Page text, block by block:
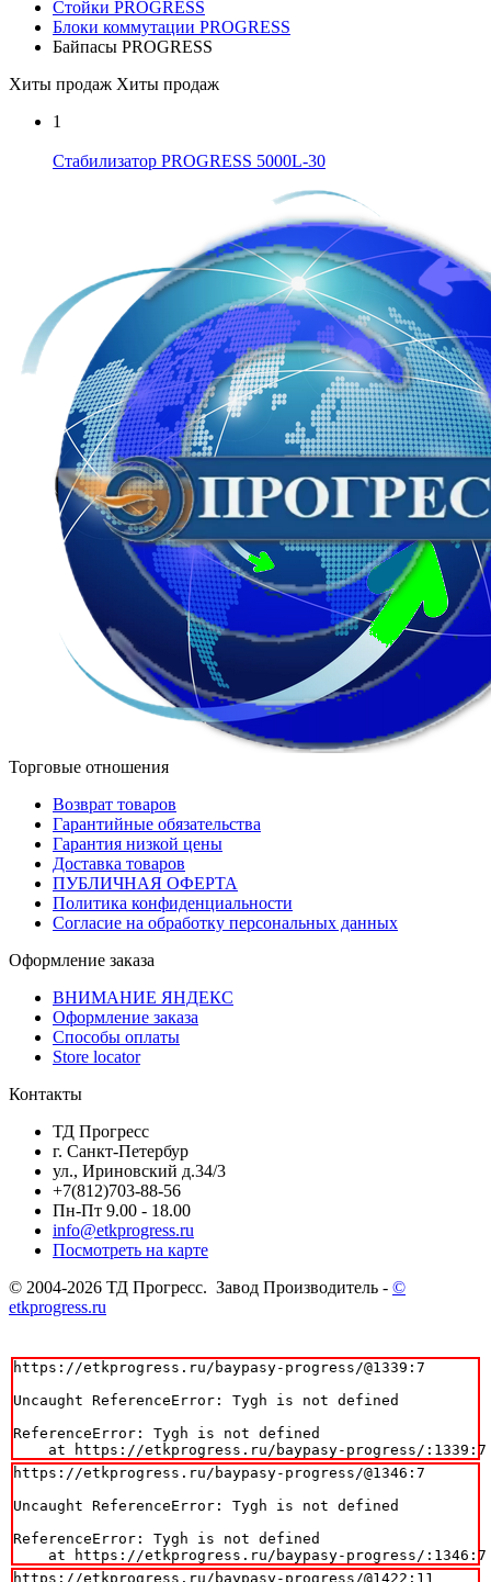
Стойки PROGRESS
Блоки коммутации PROGRESS
Байпасы PROGRESS
Хиты продаж Хиты продаж
1
Стабилизатор PROGRESS 5000L-30
Торговые отношения
Возврат товаров
Гарантийные обязательства
Гарантия низкой цены
Доставка товаров
ПУБЛИЧНАЯ ОФЕРТА
Политика конфиденциальности
Согласие на обработку персональных данных
Оформление заказа
ВНИМАНИЕ ЯНДЕКС
Оформление заказа
Способы оплаты
Store locator
Контакты
ТД Прогресс
г. Санкт-Петербур
ул., Ириновский д.34/3
+7(812)703-88-56
Пн-Пт 9.00 - 18.00
info@etkprogress.ru
Посмотреть на карте
© 2004-2026 ТД Прогресс. Завод Производитель - ©
etkprogress.ru
https://etkprogress.ru/baypasy-progress/@1339:7
Uncaught ReferenceError: Tygh is not defined
ReferenceError: Tygh is not defined
    at https://etkprogress.ru/baypasy-progress/:1339:7
https://etkprogress.ru/baypasy-progress/@1346:7
Uncaught ReferenceError: Tygh is not defined
ReferenceError: Tygh is not defined
    at https://etkprogress.ru/baypasy-progress/:1346:7
https://etkprogress.ru/baypasy-progress/@1422:11